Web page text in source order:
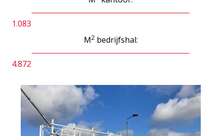
1.083
M2bedrijfshal:
4.872